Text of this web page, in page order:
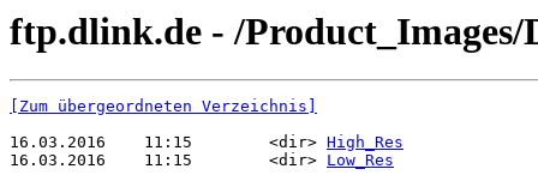
ftp.dlink.de - /
[Zum übergeordneten Verzeichnis]
16.03.2016    11:15        <dir> High_Res
16.03.2016    11:15        <dir> Low_Res